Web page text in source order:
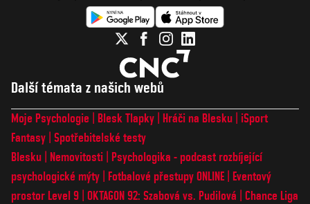
Další témata z našich webů
Moje Psychologie Blesk Tlapky Hráči na Blesku
iSport
Fantasy Spotřebitelské testy
Blesku
Nemovitosti
Psychologika - podcast rozbíjející
psychologické mýty
Fotbalové přestupy ONLINE
Eventový
prostor Level 9 OKTAGON 92: Szabová vs. Pudilová
Chance Liga